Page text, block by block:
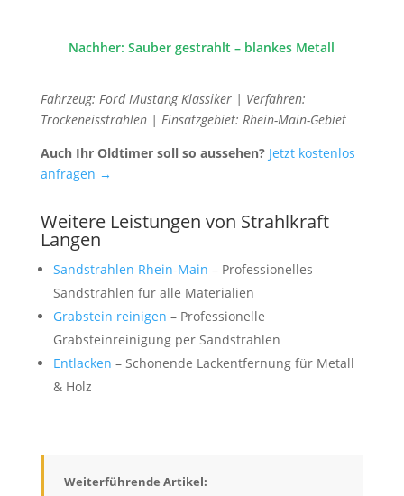
Nachher: Sauber gestrahlt – blankes Metall
Fahrzeug: Ford Mustang Klassiker | Verfahren:
Trockeneisstrahlen | Einsatzgebiet: Rhein-Main-Gebiet
Auch Ihr Oldtimer soll so aussehen? Jetzt kostenlos
anfragen →
Weitere Leistungen von Strahlkraft
Langen
Sandstrahlen Rhein-Main – Professionelles
Sandstrahlen für alle Materialien
Grabstein reinigen – Professionelle
Grabsteinreinigung per Sandstrahlen
Entlacken – Schonende Lackentfernung für Metall
& Holz
Weiterführende Artikel: